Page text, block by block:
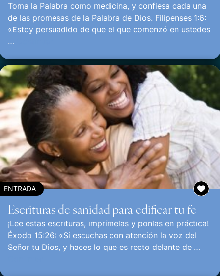
Toma la Palabra como medicina, y confiesa cada una
de las promesas de la Palabra de Dios. Filipenses 1:6:
«Estoy persuadido de que el que comenzó en ustedes
…
ENTRADA
Escrituras de sanidad para edificar tu fe
¡Lee estas escrituras, imprímelas y ponlas en práctica!
Éxodo 15:26: «Si escuchas con atención la voz del
Señor tu Dios, y haces lo que es recto delante de …